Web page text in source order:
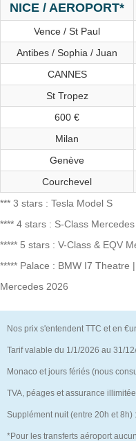
NICE / AEROPORT*
Vence / St Paul
Antibes / Sophia / Juan
CANNES
St Tropez
600 €
Milan
Genève
Courchevel
*** 3 stars : Tesla Model S
**** 4 stars : S-Class
***** 5 stars : V-Class & EQV
***** Palace : BMW I7 Theatre
Mercedes 2026
Nos prix s'entendent TTC et en
Tarif valable du 1/1/2026 au 31/
Monaco et jours fériés (nous
TVA, péages et assurance
Supplément nuit (entre 20h et 8h)
*Pour les transferts aéroport